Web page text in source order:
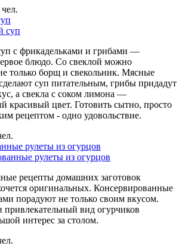
с фрикадельками и грибами —
блюдо. Со свеклой можно
только борщ и свекольник. Мясные
суп питательным, грибы придадут
а свекла с соком лимона —
красивый цвет. Готовить сытно, просто
рецептом - одно удовольствие.
рулеты из огурцов
рецепты домашних заготовок
оригинальных. Консервированные
порадуют не только своим вкусом.
вид огурчиков
интерес за столом.